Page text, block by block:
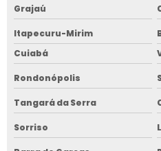
Grajaú
Itapecuru-Mirim
Cuiabá
Rondonópolis
Tangará da Serra
Sorriso